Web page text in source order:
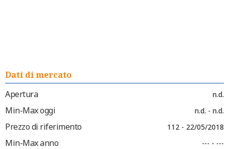
Dati di mercato
Apertura
n.d.
Min-Max oggi n.d. - n.d.
Prezzo di riferimento 112 - 22/05/2018
Min-Max anno --- - ---